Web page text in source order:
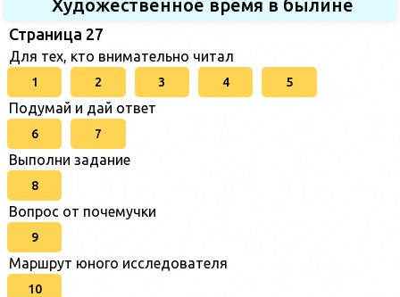
Художественное время в былине
Страница 27
Для тех, кто внимательно читал
1 2 3 4 5
Подумай и дай ответ
6 7
Выполни задание
8
Вопрос от почемучки
9
Маршрут юного исследователя
10